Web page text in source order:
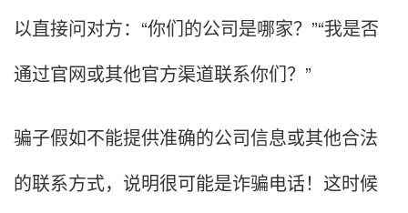
以直接问对方：“你们的公司是哪家？”“我是否
通过官网或其他官方渠道联系你们？”
骗子假如不能提供准确的公司信息或其他合法
的联系方式，说明很可能是诈骗电话！这时候